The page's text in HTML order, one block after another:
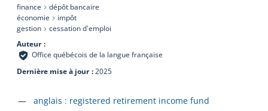
finance
dépôt bancaire
économie
impôt
gestion
cessation d'emploi
Auteur
Office québécois de la langue française
Dernière mise à jour 2025
Accéder à la fiche en
anglais : registered retirement income fund